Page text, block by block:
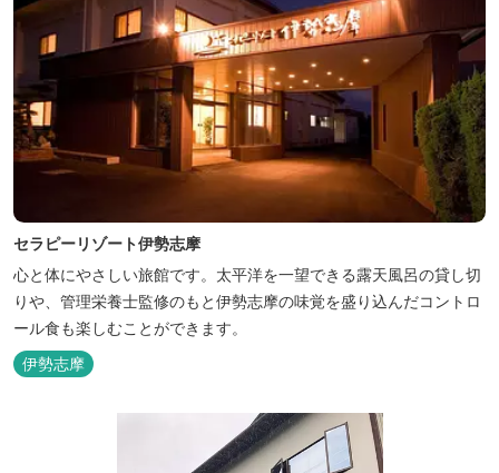
セラピーリゾート伊勢志摩
心と体にやさしい旅館です。太平洋を一望できる露天風呂の貸し切
りや、管理栄養士監修のもと伊勢志摩の味覚を盛り込んだコントロ
ール食も楽しむことができます。
伊勢志摩